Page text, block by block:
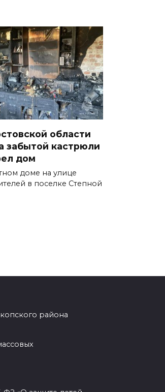
открыта:
инклюзивного
«Я
пройдет на Дону
17:20
лечебное питание
станет проще
17:18
в 10 км
17:06
чем у
области
забытой кастрюли
дом
доме на улице
в поселке Степной
района